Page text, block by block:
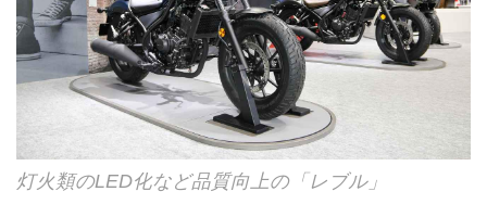
灯火類のLED化など品質向上の「レブル」